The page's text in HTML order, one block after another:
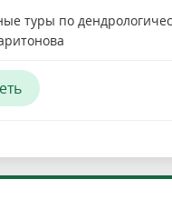
туры по